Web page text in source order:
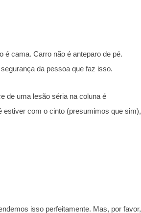
é cama. Carro não é anteparo de pé.
da pessoa que faz isso.
de uma lesão séria na coluna é
estiver com o cinto (presumimos que sim),
isso perfeitamente. Mas, por favor,